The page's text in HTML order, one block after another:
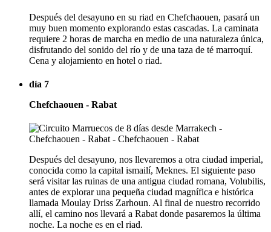
Después del desayuno en su riad en Chefchaouen, pasará un
muy buen momento explorando estas cascadas. La caminata
requiere 2 horas de marcha en medio de una naturaleza única,
disfrutando del sonido del río y de una taza de té marroquí.
Cena y alojamiento en hotel o riad.
día 7
Chefchaouen - Rabat
Después del desayuno, nos llevaremos a otra ciudad imperial,
conocida como la capital ismailí, Meknes. El siguiente paso
será visitar las ruinas de una antigua ciudad romana, Volubilis,
antes de explorar una pequeña ciudad magnífica e histórica
llamada Moulay Driss Zarhoun. Al final de nuestro recorrido
allí, el camino nos llevará a Rabat donde pasaremos la última
noche. La noche es en el riad.